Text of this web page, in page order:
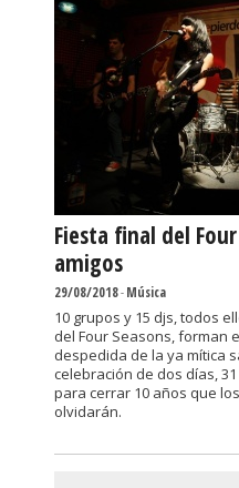
Fiesta final del
amigos
29/08/2018-Música
10 grupos y 15 djs, todos
del Four Seasons, forman
despedida de la ya mítica
celebración de dos días,
para cerrar 10 años que
olvidarán.